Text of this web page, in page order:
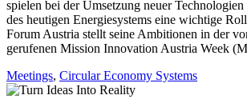
spielen bei der Umsetzung neuer
des heutigen Energiesystems eine wichtige
Forum Austria stellt seine Ambitionen in der
gerufenen Mission Innovation Austria Week
Meetings, Circular Economy Systems